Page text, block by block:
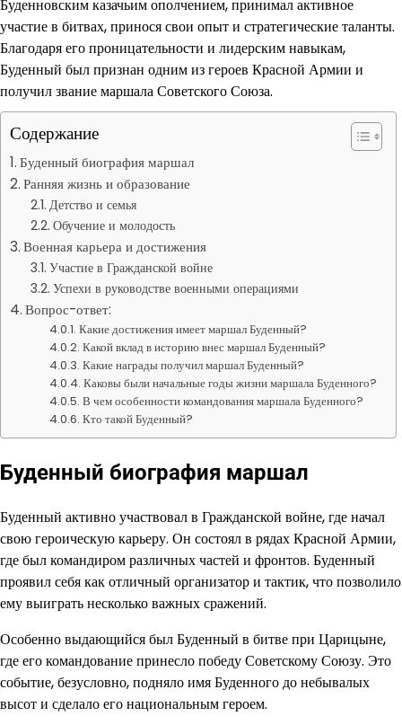
Буденновским казачьим ополчением, принимал активное
участие в битвах, принося свои опыт и стратегические таланты.
Благодаря его проницательности и лидерским навыкам,
Буденный был признан одним из героев Красной Армии и
получил звание маршала Советского Союза.
Содержание
Буденный биография маршал
Ранняя жизнь и образование
Детство и семья
Обучение и молодость
Военная карьера и достижения
Участие в Гражданской войне
Успехи в руководстве военными операциями
Вопрос-ответ:
Какие достижения имеет маршал Буденный?
Какой вклад в историю внес маршал Буденный?
Какие награды получил маршал Буденный?
Каковы были начальные годы жизни маршала Буденного?
В чем особенности командования маршала Буденного?
Кто такой Буденный?
Буденный биография маршал
Буденный активно участвовал в Гражданской войне, где начал
свою героическую карьеру. Он состоял в рядах Красной Армии,
где был командиром различных частей и фронтов. Буденный
проявил себя как отличный организатор и тактик, что позволило
ему выиграть несколько важных сражений.
Особенно выдающийся был Буденный в битве при Царицыне,
где его командование принесло победу Советскому Союзу. Это
событие, безусловно, подняло имя Буденного до небывалых
высот и сделало его национальным героем.